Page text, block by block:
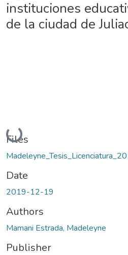
instituciones
de la ciudad de
Loading...
Files
Date
2019-12-19
Authors
Mamani Estrada, Madeleyne
Publisher